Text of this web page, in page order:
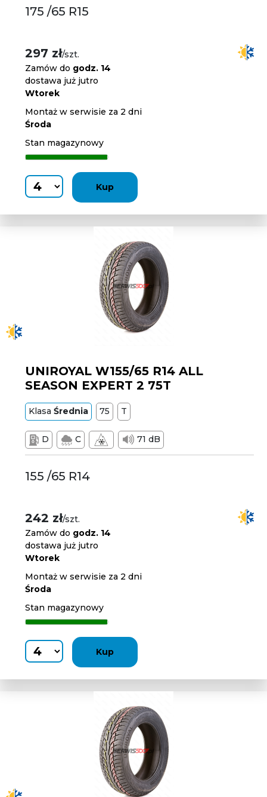
175 /65 R15
297 zł/szt.
Zamów do godz. 14
dostawa już jutro
Wtorek
Montaż w serwisie za 2 dni
Środa
Stan magazynowy
Kup
UNIROYAL W155/65 R14 ALL
SEASON EXPERT 2 75T
KlasaŚrednia 75 T
D C 71 dB
155 /65 R14
242 zł/szt.
Zamów do godz. 14
dostawa już jutro
Wtorek
Montaż w serwisie za 2 dni
Środa
Stan magazynowy
Kup